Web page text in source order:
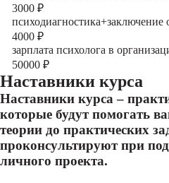
3000 ₽
психодиагностика+заключение
4000 ₽
зарплата психолога в
50000 ₽
Наставники курса
Наставники курса –
которые будут помогать
теории до практических
проконсультируют при
личного проекта.